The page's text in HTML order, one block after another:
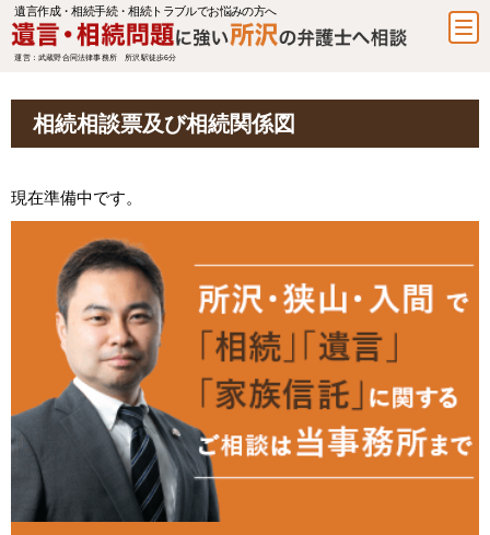
遺言作成・相続手続・相続トラブルでお悩みの方へ
運営：武蔵野合同法律事務所 所沢駅徒歩6分
相続相談票及び相続関係図
現在準備中です。